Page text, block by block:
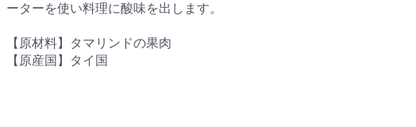
ーターを使い料理に酸味を出します。
【原材料】タマリンドの果肉
【原産国】タイ国